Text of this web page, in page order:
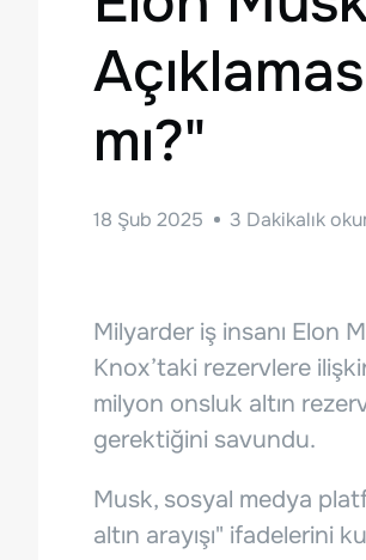
mı?"
18 Şub 2025 3 Dakikalık
Milyarder iş insanı Elon
Knox’taki rezervlere
milyon onsluk altın
gerektiğini savundu.
Musk, sosyal medya
altın arayışı" ifadelerini